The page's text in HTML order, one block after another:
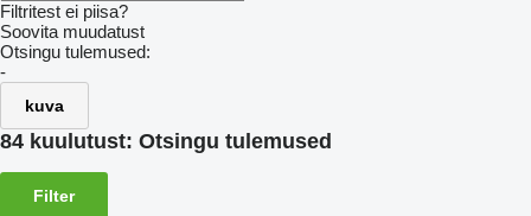
Filtritest ei piisa?
Soovita muudatust
Otsingu tulemused:
-
kuva
84 kuulutust: Otsingu tulemused
Filter